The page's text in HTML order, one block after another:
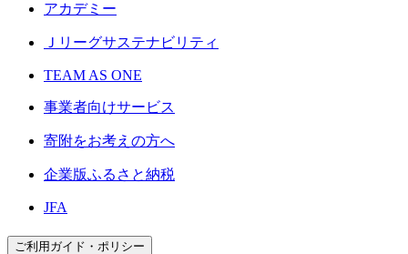
アカデミー
Ｊリーグサステナビリティ
TEAM AS ONE
事業者向けサービス
寄附をお考えの方へ
企業版ふるさと納税
JFA
ご利用ガイド・ポリシー